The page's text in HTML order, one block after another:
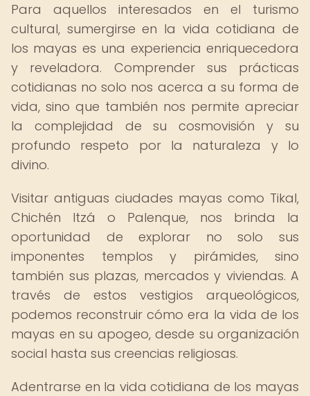
Para aquellos interesados en el turismo
cultural, sumergirse en la vida cotidiana de
los mayas es una experiencia enriquecedora
y reveladora. Comprender sus prácticas
cotidianas no solo nos acerca a su forma de
vida, sino que también nos permite apreciar
la complejidad de su cosmovisión y su
profundo respeto por la naturaleza y lo
divino.
Visitar antiguas ciudades mayas como Tikal,
Chichén Itzá o Palenque, nos brinda la
oportunidad de explorar no solo sus
imponentes templos y pirámides, sino
también sus plazas, mercados y viviendas. A
través de estos vestigios arqueológicos,
podemos reconstruir cómo era la vida de los
mayas en su apogeo, desde su organización
social hasta sus creencias religiosas.
Adentrarse en la vida cotidiana de los mayas